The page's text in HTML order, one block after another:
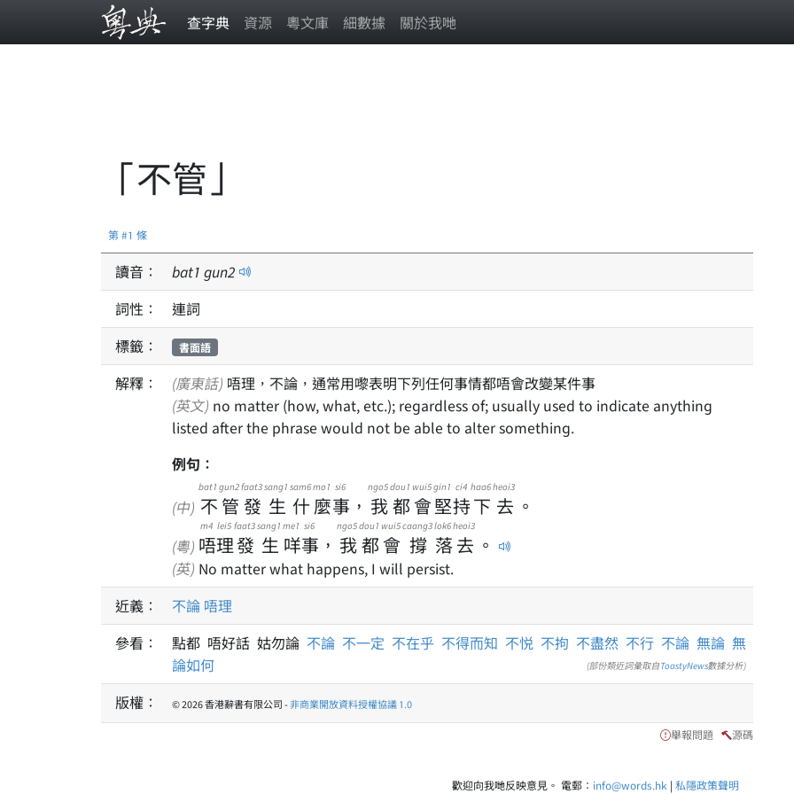
查字典 資源 粵文庫 細數據 關於我哋
「不管」
第 #1 條
讀音： bat1 gun2
詞性：
連詞
標籤：
書面語
解釋： (廣東話) 唔理，不論，通常用嚟表明下列任何事情都唔會改變某件事
(英文)
listed after the phrase would not be able to alter something.
例句：
(中) 不
bat1
管
gun2
發
faat3
生
sang1
什
sam6
麼
mo1
事
si6
， 我
ngo5
都
dou1
會
wui5
堅
gin1
持
ci4
下
haa6
去
heoi3
。
(粵) 唔
m4
理
lei5
發
faat3
生
sang1
咩
me1
事
si6
， 我
ngo5
都
dou1
會
wui5
撐
caang3
落
lok6
去
heoi3
。
(英) No matter what happens, I will persist.
近義：
不論 唔理
參看：
點都 唔好話 姑勿論 不論 不一定 不在乎 不得而知 不悦 不拘 不盡然 不行 不論 無論 無
論如何
(部份類近詞彙取自ToastyNews數據分析)
版權： © 2026 香港辭書有限公司 -非商業開放資料授權協議 1.0
舉報問題 源碼
歡迎向我哋反映意見。 電郵： info@words.hk | 私隱政策聲明